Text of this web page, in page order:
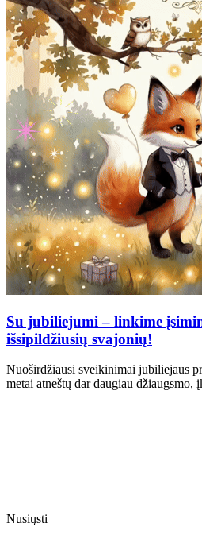
Su jubiliejumi – linkime
išsipildžiusių svajonių!
Nuoširdžiausi sveikinimai jubiliejaus
metai atneštų dar daugiau
Nusiųsti